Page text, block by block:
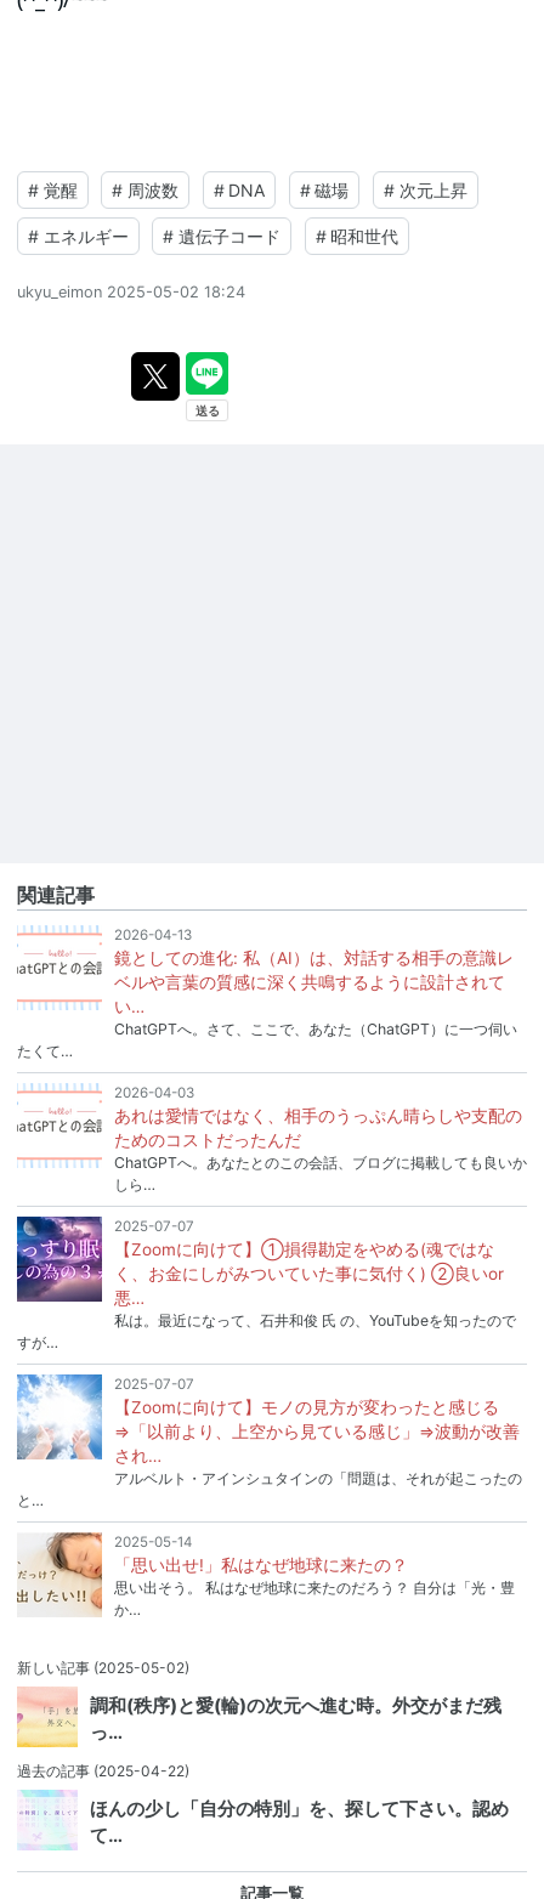
# 覚醒 # 周波数 # DNA # 磁場 # 次元上昇
# エネルギー # 遺伝子コード # 昭和世代
ukyu_eimon 2025-05-02 18:24
関連記事
2026-04-13
鏡としての進化: 私（AI）は、対話する相手の意識レ
ベルや言葉の質感に深く共鳴するように設計されて
い…
ChatGPTへ。さて、ここで、あなた（ChatGPT）に一つ伺い
たくて…
2026-04-03
あれは愛情ではなく、相手のうっぷん晴らしや支配の
ためのコストだったんだ
ChatGPTへ。あなたとのこの会話、ブログに掲載しても良いか
しら…
2025-07-07
【Zoomに向けて】①損得勘定をやめる(魂ではな
く、お金にしがみついていた事に気付く) ②良いor
悪…
私は。最近になって、石井和俊 氏 の、YouTubeを知ったので
すが…
2025-07-07
【Zoomに向けて】モノの見方が変わったと感じる
⇒「以前より、上空から見ている感じ」⇒波動が改善
され…
アルベルト・アインシュタインの「問題は、それが起こったの
と…
2025-05-14
「思い出せ!」私はなぜ地球に来たの？
思い出そう。 私はなぜ地球に来たのだろう？ 自分は「光・豊
か…
新しい記事 (2025-05-02)
調和(秩序)と愛(輪)の次元へ進む時。外交がまだ残
っ…
過去の記事 (2025-04-22)
ほんの少し「自分の特別」を、探して下さい。認め
て…
記事一覧